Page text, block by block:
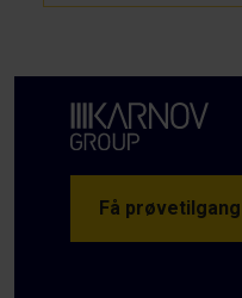
Få prøvetilgang